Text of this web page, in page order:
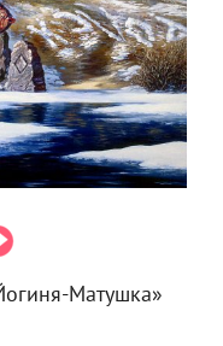
Матушка»